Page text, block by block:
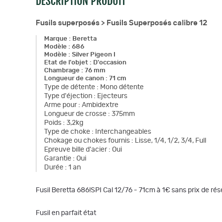
Fusils superposés > Fusils Superposés calibre 12
Marque : Beretta
Modèle : 686
Modèle : Silver Pigeon I
Etat de l'objet : D'occasion
Chambrage : 76 mm
Longueur de canon : 71 cm
Type de détente : Mono détente
Type d'éjection : Ejecteurs
Arme pour : Ambidextre
Longueur de crosse : 375mm
Poids : 3,2kg
Type de choke :
Interchangeables
Chokage ou chokes fournis : Lisse, 1/4, 1/2, 3/4, Full
Epreuve bille d'acier : Oui
Garantie : Oui
Durée : 1 an
Fusil Beretta 686!SPI Cal 12/76 - 71cm à 1€ sans prix de
Fusil en parfait état